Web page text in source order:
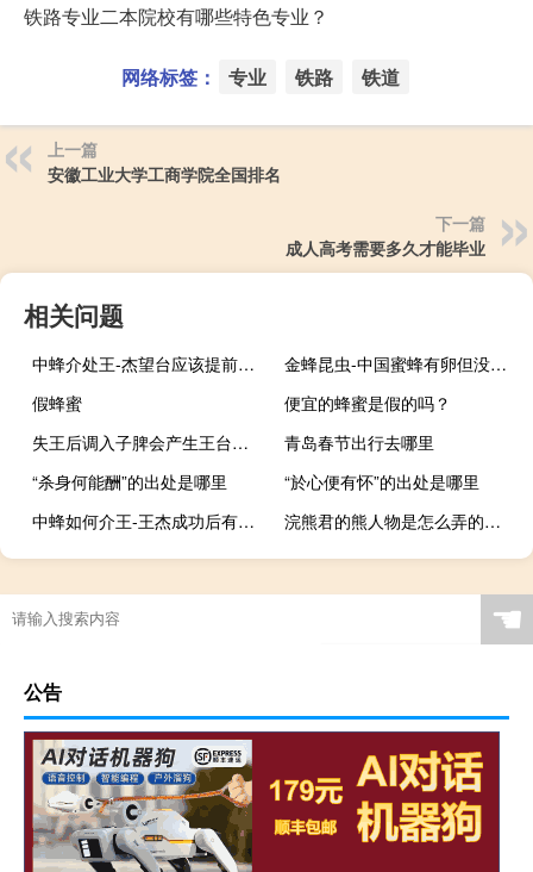
铁路专业二本院校有哪些特色专业？
网络标签： 专业 铁路 铁道
上一篇
安徽工业大学工商学院全国排名
下一篇
成人高考需要多久才能毕业
相关问题
中蜂介处王-杰望台应该提前关王吗？
金蜂昆虫-中国蜜蜂有卵但没有幼虫。
假蜂蜜
便宜的蜂蜜是假的吗？
失王后调入子脾会产生王台吗-失落王团为什么不建王者平台？
青岛春节出行去哪里
“杀身何能酬”的出处是哪里
“於心便有怀”的出处是哪里
中蜂如何介王-王杰成功后有哪些表现？
浣熊君的熊人物是怎么弄的（浣熊君的熊怎么弄）
☚
公告